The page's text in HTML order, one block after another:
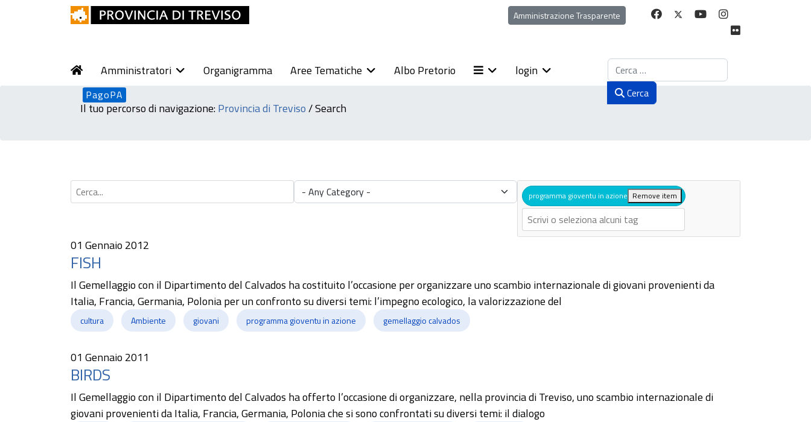
Amministrazione Trasparente
Amministratori Organigramma Aree Tematiche Albo Pretorio login
PagoPA
Cerca
Cerca
Il tuo percorso di navigazione:Provincia di Treviso/Search
programma gioventu in azione Remove item
01 Gennaio 2012
FISH
Il Gemellaggio con il Dipartimento del Calvados ha costituito l’occasione per organizzare uno scambio internazionale di giovani provenienti da
Italia, Francia, Germania, Polonia per un confronto su diversi temi: l’impegno ecologico, la valorizzazione del
cultura Ambiente giovani programma gioventu in azione gemellaggio calvados
01 Gennaio 2011
BIRDS
Il Gemellaggio con il Dipartimento del Calvados ha offerto l’occasione di organizzare, nella provincia di Treviso, uno scambio internazionale di
giovani provenienti da Italia, Francia, Germania, Polonia che si sono confrontati su diversi temi: il dialogo